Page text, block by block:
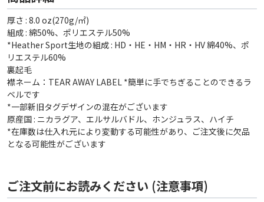
厚さ : 8.0 oz(270g/㎡)
組成 : 綿50%、ポリエステル50%
*Heather Sport生地の組成 : HD・HE・HM・HR・HV 綿40%、ポ
リエステル60%
裏起毛
襟ネーム：TEAR AWAY LABEL *簡単に手でちぎることのできるラ
ベルです
*一部新旧タグデザインの混在がございます
原産国 : ニカラグア、エルサルバドル、ホンジュラス、ハイチ
*在庫数は仕入れ元により変動する可能性があり、ご注文後に欠品
となる可能性がございます
ご注文前にお読みください (注意事項)